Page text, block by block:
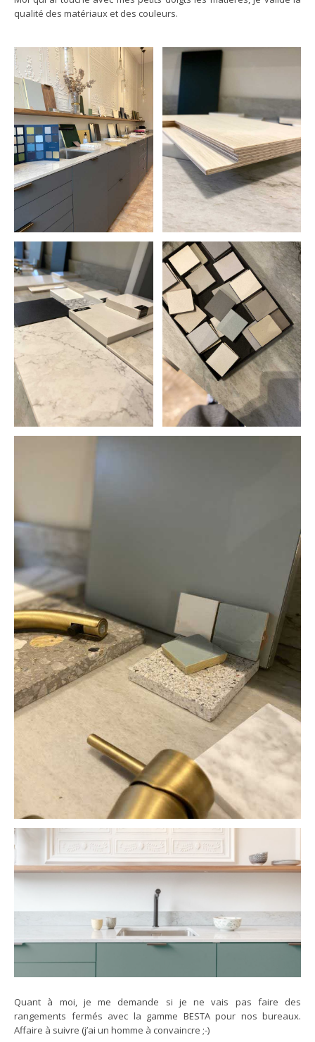
qualité des matériaux et des couleurs.
Quant à moi, je me demande si je ne vais pas faire des
rangements fermés avec la gamme BESTA pour nos bureaux.
Affaire à suivre (j’ai un homme à convaincre ;-)